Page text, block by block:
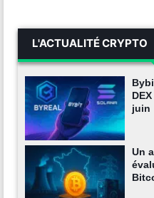
L'ACTUALITÉ CRYPTO
juin
Un